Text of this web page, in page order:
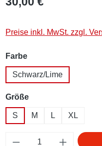
Preise inkl. MwSt. zzgl.
Farbeauswählen
Schwarz/Lime
Größeauswählen
S M L XL
Produkt Anzahl: